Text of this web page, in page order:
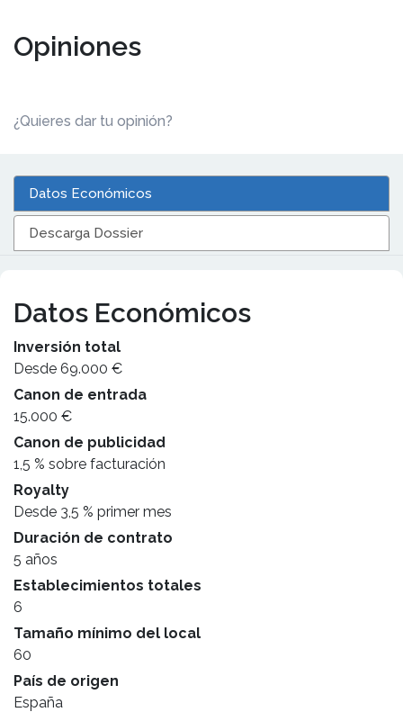
Opiniones
¿Quieres dar tu opinión?
Datos Económicos
Descarga Dossier
Datos Económicos
Inversión total
Desde 69.000 €
Canon de entrada
15.000 €
Canon de publicidad
1,5 % sobre facturación
Royalty
Desde 3,5 % primer mes
Duración de contrato
5 años
Establecimientos totales
6
Tamaño mínimo del local
60
País de origen
España